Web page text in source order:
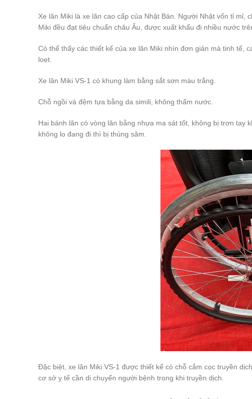
Xe lăn Miki là xe lăn cao cấp của Nhật Bản. Người Nhật vốn tỉ
Miki đều đạt tiêu chuẩn châu Âu, được xuất khẩu đi nhiều nước
Có thể thấy các thiết kế của xe lăn Miki nhìn đơn giản mà tinh tế,
loẹt.
Xe lăn Miki VS-1 có khung làm bằng sắt sơn màu trắng.
Chỗ ngồi và đệm tựa bằng da simili, không thấm nước.
Hai bánh lăn có vòng lăn bằng nhựa ma sát tốt, không bị trơn tay
không lo đang đi thì bị thủng săm.
Đặc biệt, xe lăn Miki VS-1 được thiết kế có chỗ cắm cọc truyền
cơ sở y tế cần di chuyển người bệnh trong khi truyền dịch.